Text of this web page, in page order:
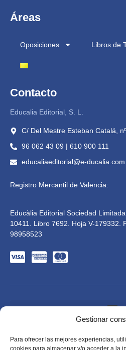
Gestionar
Para ofrecer las mejores experiencias,
cookies para almacenar y/o acceder a la
Áreas
Oposiciones Libros de
Contacto
Educalia Editorial, S. L.
C/ Del Mestre Esteban Catalá,
96 062 43 09 | 610 900 111
educaliaeditorial@e-ducalia.com
Registro Mercantil de Valencia:
Educàlia Editorial Sociedad
10411. Libro 7692. Hoja V-179332.
98958523
Educàlia Editorial S.L. está
la LSSI-CE, RGPD y LOPD.